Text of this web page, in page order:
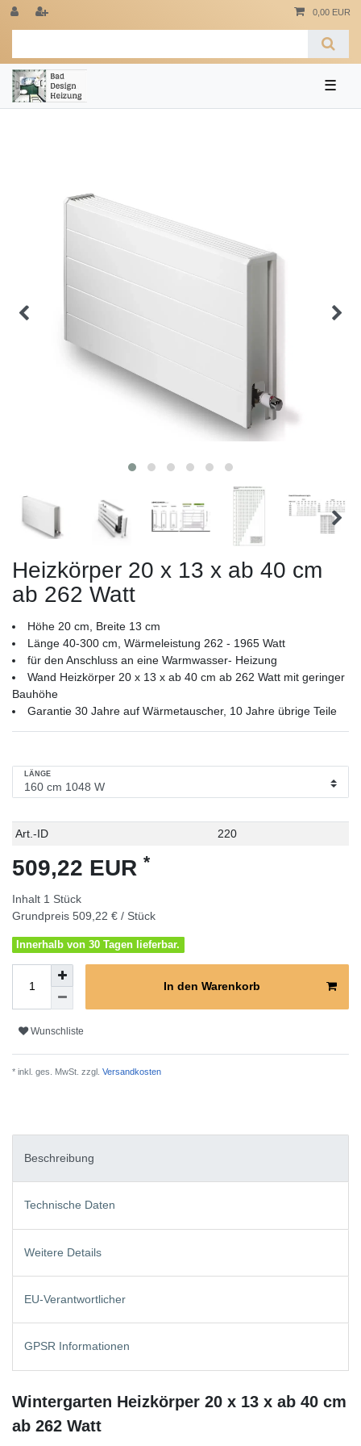
0,00 EUR
☰
Heizkörper 20 x 13 x ab 40 cm
ab 262 Watt
Höhe 20 cm, Breite 13 cm
Länge 40-300 cm, Wärmeleistung 262 - 1965 Watt
für den Anschluss an eine Warmwasser- Heizung
Wand Heizkörper 20 x 13 x ab 40 cm ab 262 Watt mit geringer
Bauhöhe
Garantie 30 Jahre auf Wärmetauscher, 10 Jahre übrige Teile
LÄNGE
Technisches
Wert
Art.-ID 220
509,22 EUR *
Inhalt 1 Stück
Grundpreis 509,22 € / Stück
Innerhalb von 30 Tagen lieferbar.
In den Warenkorb
Wunschliste
* inkl. ges. MwSt. zzgl. Versandkosten
Beschreibung
Technische Daten
Weitere Details
EU-Verantwortlicher
GPSR Informationen
Wintergarten Heizkörper 20 x 13 x ab 40 cm
ab 262 Watt